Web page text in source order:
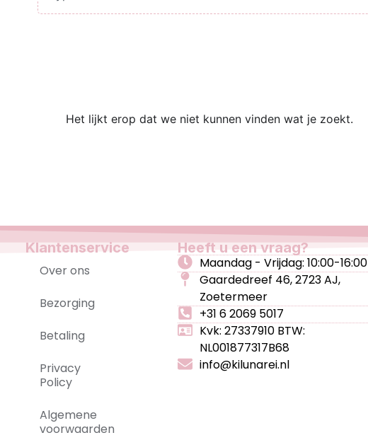
Het lijkt erop dat we niet kunnen vinden wat je zoekt.
Klantenservice
Over ons
Bezorging
Betaling
Privacy
Policy
Algemene
voorwaarden
Heeft u een vraag?
Maandag - Vrijdag: 10:00-16:00
Gaardedreef 46, 2723 AJ,
Zoetermeer
+31 6 2069 5017
Kvk: 27337910 BTW:
NL001877317B68
info@kilunarei.nl